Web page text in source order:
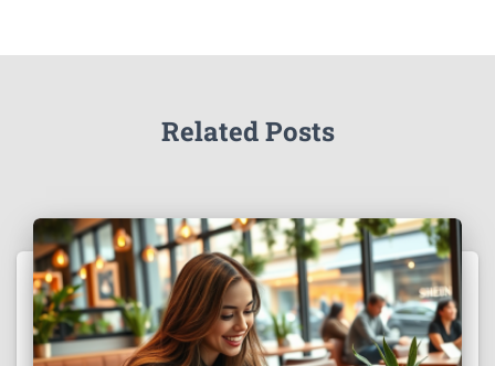
Related Posts